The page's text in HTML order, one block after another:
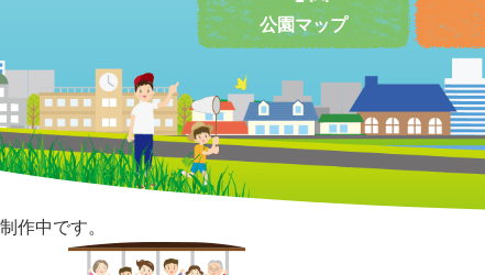
公園マップ
制作中です。